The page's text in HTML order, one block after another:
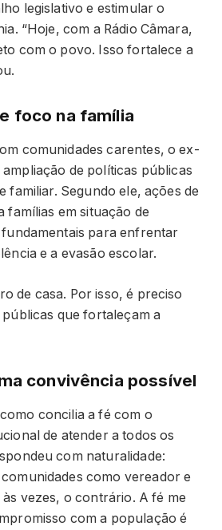
legislativo e estimular o
“Hoje, com a Rádio Câmara,
com o povo. Isso fortalece a
foco na família
comunidades carentes, o ex-
de políticas públicas
familiar. Segundo ele, ações de
famílias em situação de
para enfrentar
e a evasão escolar.
de casa. Por isso, é preciso
que fortaleçam a
convivência possível
concilia a fé com o
de atender a todos os
com naturalidade:
como vereador e
vezes, o contrário. A fé me
com a população é